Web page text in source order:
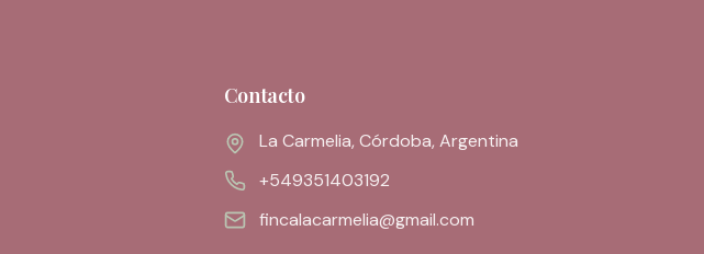
Contacto
La Carmelia, Córdoba, Argentina
+549351403192
fincalacarmelia@gmail.com